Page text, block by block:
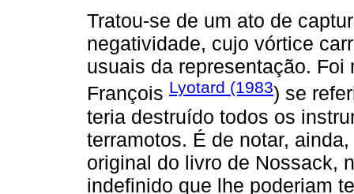
Tratou-se de um ato de
negatividade, cujo vórtice
usuais da representação.
François Lyotard (1983) se
teria destruído todos os
terramotos. É de notar,
original do livro de Nossack,
indefinido que lhe poderiam